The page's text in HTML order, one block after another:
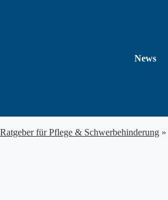
News
für Pflege & Schwerbehinderung »